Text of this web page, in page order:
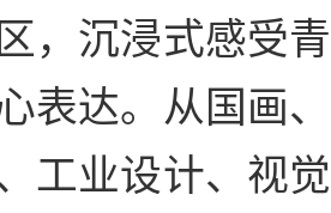
，沉浸式感受青
表达。从国画、
工业设计、视觉